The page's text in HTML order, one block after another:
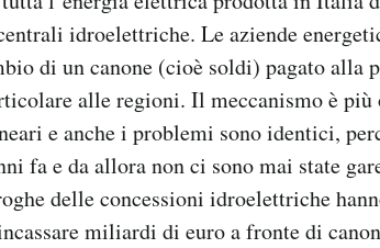
idroelettriche. Le aziende
di un canone (cioè soldi) pagato alla
alle regioni. Il meccanismo è più
e anche i problemi sono identici,
fa e da allora non ci sono mai state
delle concessioni idroelettriche
miliardi di euro a fronte di